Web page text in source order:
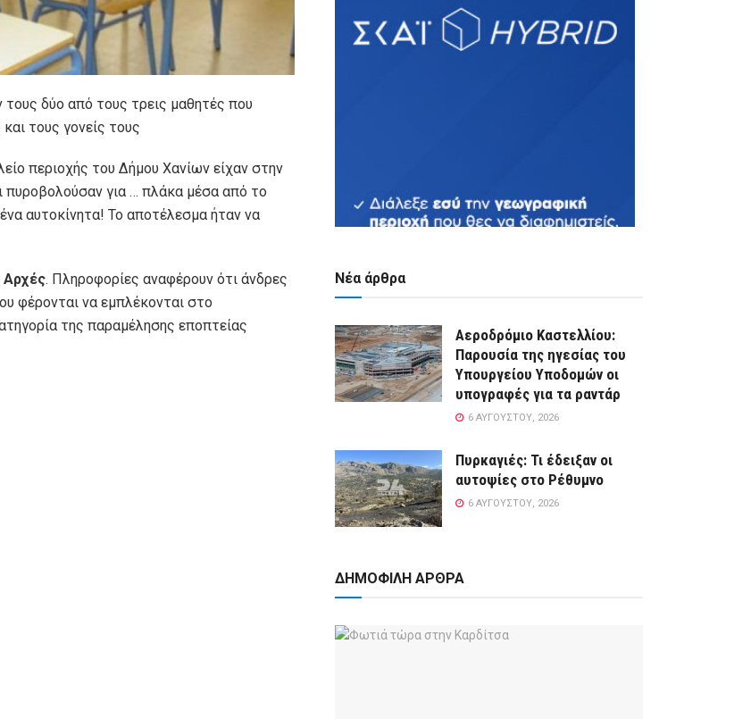
δύο από τους τρεις μαθητές που
τους γονείς τους
περιοχής του Δήμου Χανίων είχαν στην
πυροβολούσαν για … πλάκα μέσα από το
αυτοκίνητα! Το αποτέλεσμα ήταν να
Αρχές. Πληροφορίες αναφέρουν ότι άνδρες
φέρονται να εμπλέκονται στο
της παραμέλησης εποπτείας
Νέα άρθρα
Αεροδρόμιο Καστελλίου:
Παρουσία της ηγεσίας του
Υπουργείου Υποδομών οι
υπογραφές για τα ραντάρ
6 ΑΥΓΟΎΣΤΟΥ, 2026
Πυρκαγιές: Τι έδειξαν οι
αυτοψίες στο Ρέθυμνο
6 ΑΥΓΟΎΣΤΟΥ, 2026
ΔΗΜΟΦΙΛΗ ΑΡΘΡΑ